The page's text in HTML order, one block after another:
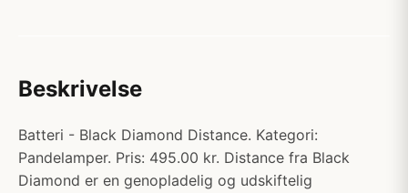
Beskrivelse
Batteri - Black Diamond Distance. Kategori:
Pandelamper. Pris: 495.00 kr. Distance fra Black
Diamond er en genopladelig og udskiftelig